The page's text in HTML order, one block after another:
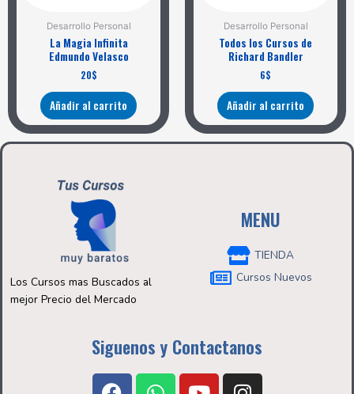
Desarrollo Personal
La Magia Infinita
Edmundo Velasco
20$
Añadir al carrito
Desarrollo Personal
Todos los Cursos de
Richard Bandler
6$
Añadir al carrito
Los Cursos mas Buscados al
mejor Precio del Mercado
MENU
TIENDA
Cursos Nuevos
Siguenos y Contactanos
F
W
Y
I